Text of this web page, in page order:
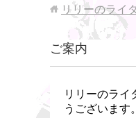
リリーのライ
ご案内
リリーのライ
うございます